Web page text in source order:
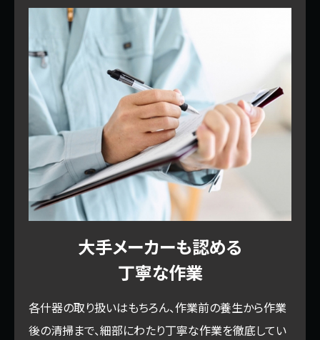
大手メーカーも認める
丁寧な作業
各什器の取り扱いはもちろん、作業前の養生から作業
後の清掃まで、細部にわたり丁寧な作業を徹底してい